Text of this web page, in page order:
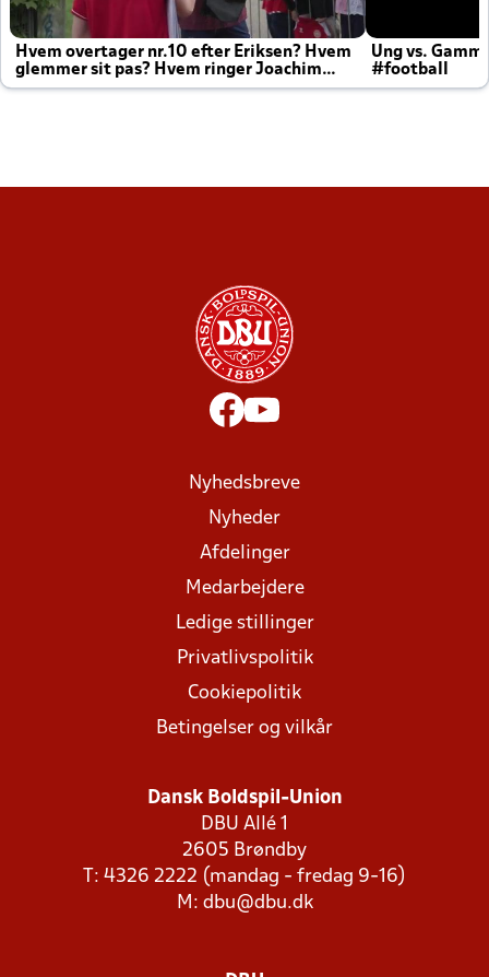
Hvem overtager nr.10 efter Eriksen? Hvem
glemmer sit pas? Hvem ringer Joachim
altid til efter kampe?
Ung vs.
#football
Nyhedsbreve
Nyheder
Afdelinger
Medarbejdere
Ledige stillinger
Privatlivspolitik
Cookiepolitik
Betingelser og vilkår
Dansk Boldspil-Union
DBU Allé 1
2605 Brøndby
T: 4326 2222 (mandag - fredag 9-16)
M: dbu@dbu.dk